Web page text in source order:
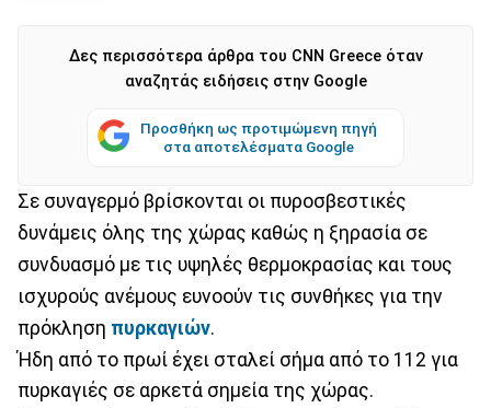
Δες περισσότερα άρθρα του CNN Greece όταν
αναζητάς ειδήσεις στην Google
Προσθήκη ως προτιμώμενη πηγή
στα αποτελέσματα Google
Σε συναγερμό βρίσκονται οι πυροσβεστικές
δυνάμεις όλης της χώρας καθώς η ξηρασία σε
συνδυασμό με τις υψηλές θερμοκρασίας και τους
ισχυρούς ανέμους ευνοούν τις συνθήκες για την
πρόκληση πυρκαγιών.
Ήδη από το πρωί έχει σταλεί σήμα από το 112 για
πυρκαγιές σε αρκετά σημεία της χώρας.